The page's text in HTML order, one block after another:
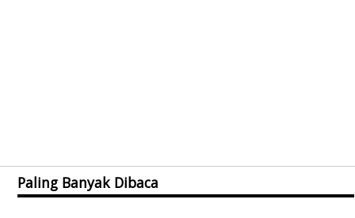
Paling Banyak Dibaca